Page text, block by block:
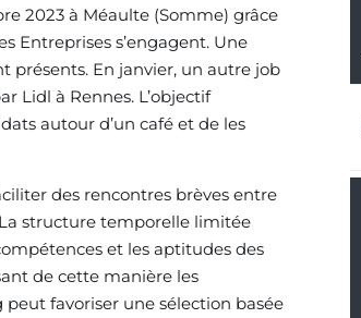
2023 à Méaulte (Somme) grâce
Entreprises s’engagent. Une
présents. En janvier, un autre job
Lidl à Rennes. L’objectif
autour d’un café et de les
des rencontres brèves entre
structure temporelle limitée
et les aptitudes des
de cette manière les
peut favoriser une sélection basée